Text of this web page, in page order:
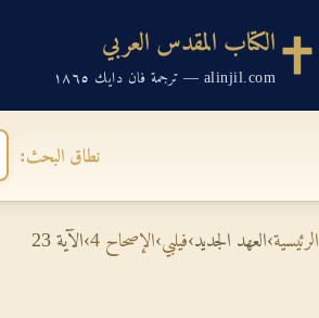
الكتاب المقدس العربي
alinjil.com — ترجمة فان دايك ١٨٦٥
نطاق البحث:
الرئيسية›العهد الجديد›فيلبي›الإصحاح 4 ›الآية 23